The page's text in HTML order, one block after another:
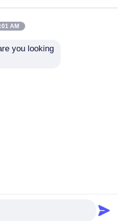
700W
2026 Shanghai Yimu
AM
you looking